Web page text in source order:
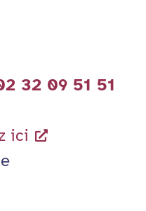
32 09 51 51
ici